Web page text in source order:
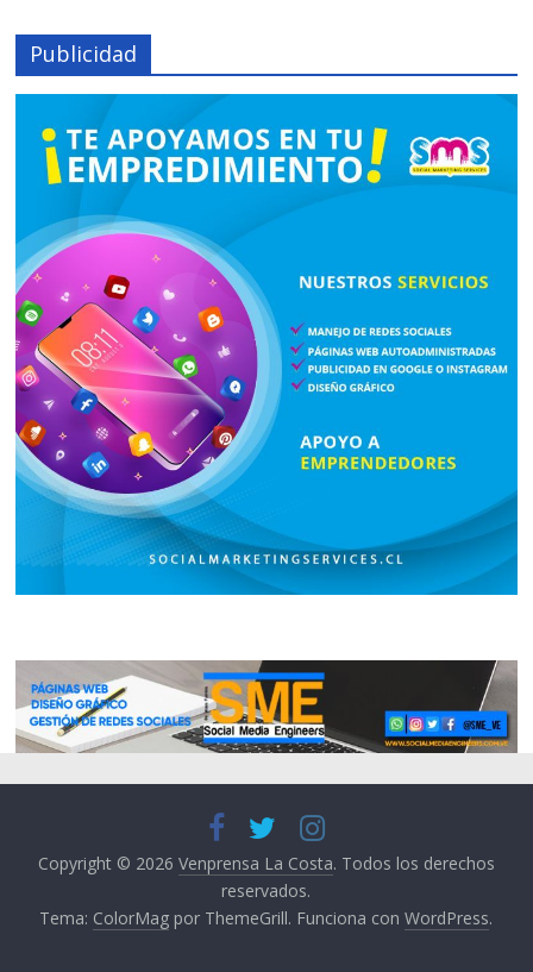
Publicidad
Copyright © 2026 Venprensa La Costa. Todos los derechos
reservados.
Tema: ColorMag por ThemeGrill. Funciona conWordPress.